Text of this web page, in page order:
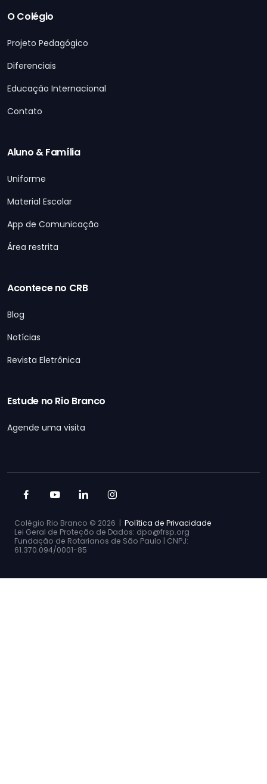
O Colégio
Projeto Pedagógico
Diferenciais
Educação Internacional
Contato
Aluno & Família
Uniforme
Material Escolar
App de Comunicação
Área restrita
Acontece no CRB
Blog
Notícias
Revista Eletrônica
Estude no Rio Branco
Agende uma visita
Colégio Rio Branco © 2026 | Política de Privacidade
Lei Geral de Proteção de Dados: dpo@frsp.org
Fundação de Rotarianos de São Paulo | CNPJ:
61.370.094/0001-85